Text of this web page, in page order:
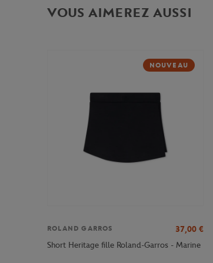
VOUS AIMEREZ AUSSI
NOUVEAU
ROLAND GARROS 37,00 €
Short Heritage fille Roland-Garros - Marine